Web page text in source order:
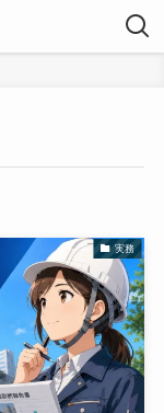
実務